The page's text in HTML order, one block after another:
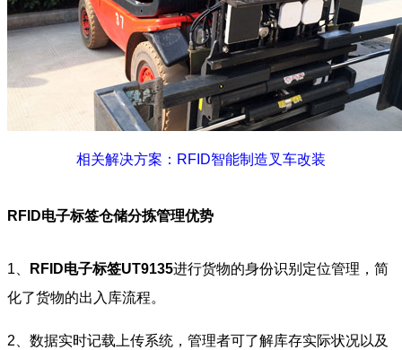
相关解决方案：RFID智能制造叉车改装
RFID电子标签仓储分拣管理优势
1、 RFID电子标签UT9135进行货物的身份识别定位管理，简
化了货物的出入库流程。
2、数据实时记载上传系统，管理者可了解库存实际状况以及